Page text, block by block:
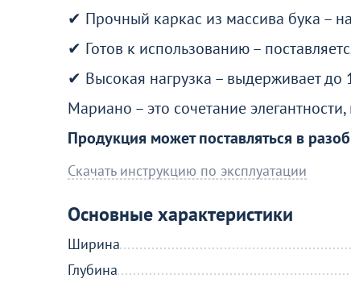
✔ Прочный каркас из массива бука –
✔ Готов к использованию –
✔ Высокая нагрузка – выдерживает до
Мариано – это сочетание
Продукция может поставляться в
Скачать инструкцию по эксплуатации
Основные характеристики
Ширина
Глубина